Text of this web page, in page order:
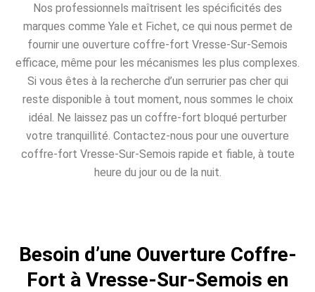
Nos professionnels maîtrisent les spécificités des
marques comme Yale et Fichet, ce qui nous permet de
fournir une ouverture coffre-fort Vresse-Sur-Semois
efficace, même pour les mécanismes les plus complexes.
Si vous êtes à la recherche d’un serrurier pas cher qui
reste disponible à tout moment, nous sommes le choix
idéal. Ne laissez pas un coffre-fort bloqué perturber
votre tranquillité. Contactez-nous pour une ouverture
coffre-fort Vresse-Sur-Semois rapide et fiable, à toute
heure du jour ou de la nuit.
Besoin d’une Ouverture Coffre-
Fort à Vresse-Sur-Semois en